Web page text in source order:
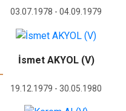
03.07.1978 - 04.09.1979
İsmet AKYOL (V)
19.12.1979 - 30.05.1980